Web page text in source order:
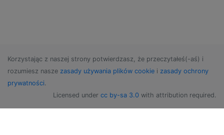
Korzystając z naszej strony potwierdzasz, że przeczytałeś(-aś) i
rozumiesz nasze zasady używania plików cookie i zasady ochrony
prywatności.
Licensed under cc by-sa 3.0 with attribution required.